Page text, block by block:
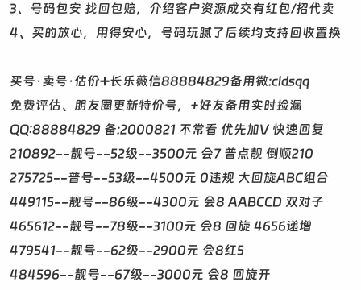
3、号码包安 找回包赔，介绍客户资源成交有红包/招代卖
4、买的放心，用得安心，号码玩腻了后续均支持回收置换
买号·卖号·估价➕长乐薇信88884829备用微:cldsqq
免费评估、朋友圈更新特价号，+好友备用实时捡漏
QQ:88884829 备:2000821 不常看 优先加V 快速回复
210892--靓号--52级--3500元 会7 普点靓 倒顺210
275725--普号--53级--4500元 0违规 大回旋ABC组合
449115--靓号--86级--4300元 会8 AABCCD 双对子
465612--靓号--78级--3100元 会8 回旋 4656递增
479541--靓号--62级--2900元 会8红5
484596--靓号--67级--3000元 会8 回旋开